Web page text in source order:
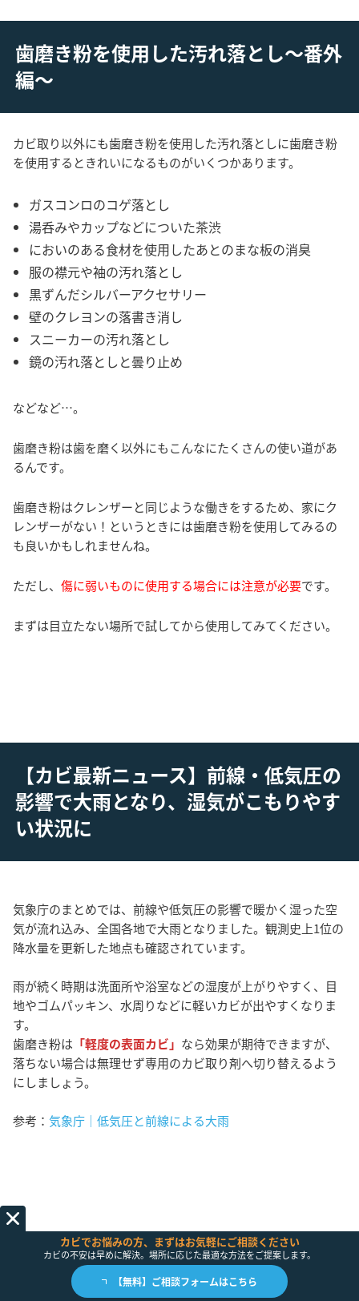
歯磨き粉を使用した汚れ落とし～番外
編～
カビ取り以外にも歯磨き粉を使用した汚れ落としに歯磨き粉
を使用するときれいになるものがいくつかあります。
ガスコンロのコゲ落とし
湯呑みやカップなどについた茶渋
においのある食材を使用したあとのまな板の消臭
服の襟元や袖の汚れ落とし
黒ずんだシルバーアクセサリー
壁のクレヨンの落書き消し
スニーカーの汚れ落とし
鏡の汚れ落としと曇り止め
などなど…。
歯磨き粉は歯を磨く以外にもこんなにたくさんの使い道があ
るんです。
歯磨き粉はクレンザーと同じような働きをするため、家にク
レンザーがない！というときには歯磨き粉を使用してみるの
も良いかもしれませんね。
ただし、 傷に弱いものに使用する場合には注意が必要です。
まずは目立たない場所で試してから使用してみてください。
【カビ最新ニュース】前線・低気圧の
影響で大雨となり、湿気がこもりやす
い状況に
気象庁のまとめでは、前線や低気圧の影響で暖かく湿った空
気が流れ込み、全国各地で大雨となりました。観測史上1位の
降水量を更新した地点も確認されています。
雨が続く時期は洗面所や浴室などの湿度が上がりやすく、目
地やゴムパッキン、水周りなどに軽いカビが出やすくなりま
す。
歯磨き粉は 「軽度の表面カビ」 なら効果が期待できますが、
落ちない場合は無理せず専用のカビ取り剤へ切り替えるよう
にしましょう。
参考： 気象庁｜低気圧と前線による大雨
歯磨き粉のカビ取りに関するQ&A
カビでお悩みの方、まずはお気軽にご相談ください
カビの不安は早めに解決。場所に応じた最適な方法をご提案します。
【無料】ご相談フォームはこちら